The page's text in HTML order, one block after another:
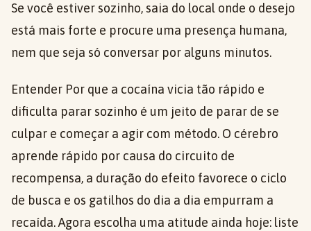
Se você estiver sozinho, saia do local onde o desejo
está mais forte e procure uma presença humana,
nem que seja só conversar por alguns minutos.
Entender Por que a cocaína vicia tão rápido e
dificulta parar sozinho é um jeito de parar de se
culpar e começar a agir com método. O cérebro
aprende rápido por causa do circuito de
recompensa, a duração do efeito favorece o ciclo
de busca e os gatilhos do dia a dia empurram a
recaída. Agora escolha uma atitude ainda hoje: liste